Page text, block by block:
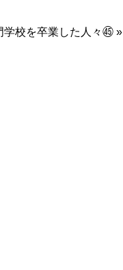
学校を卒業した人々㊺ »